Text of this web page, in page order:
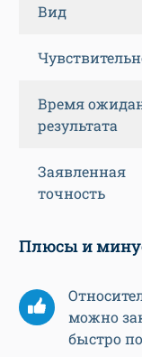
Вид
Время
результата
Заявленная
точность
Плюсы и
можно
быстро